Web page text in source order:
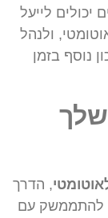
יכולים לייעל
ולנהל
נוסף בזמן
, הדרך
להתממשק עם